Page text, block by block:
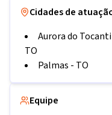
Cidades de
Aurora do
TO
Palmas - TO
Equipe